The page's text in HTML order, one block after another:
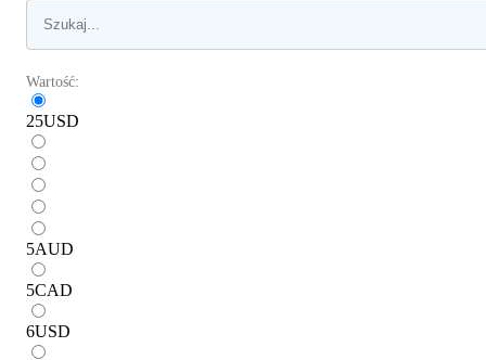
Wartość:
25USD
5AUD
5CAD
6USD